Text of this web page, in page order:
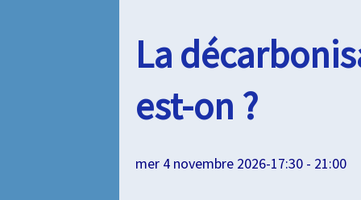
La
est-on ?
mer 4 novembre 2026-17:30 - 21:00